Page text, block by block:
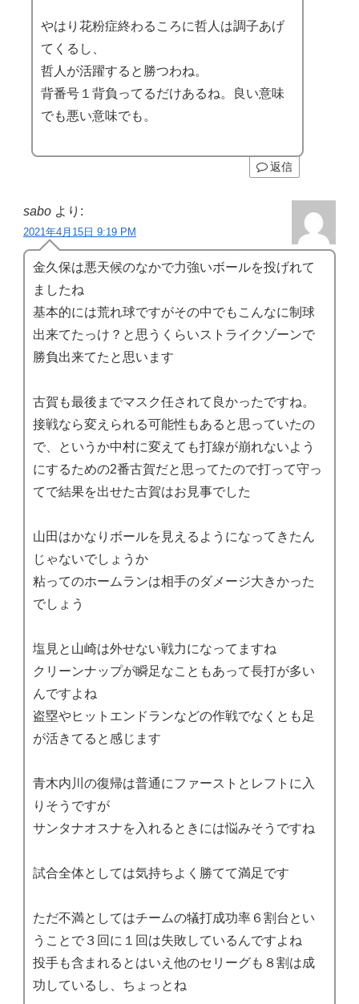
やはり花粉症終わるころに哲人は調子あげ
てくるし、
哲人が活躍すると勝つわね。
背番号１背負ってるだけあるね。良い意味
でも悪い意味でも。
返信
sabo より:
2021年4月15日 9:19 PM
金久保は悪天候のなかで力強いボールを投げれて
ましたね
基本的には荒れ球ですがその中でもこんなに制球
出来てたっけ？と思うくらいストライクゾーンで
勝負出来てたと思います
古賀も最後までマスク任されて良かったですね。
接戦なら変えられる可能性もあると思っていたの
で、というか中村に変えても打線が崩れないよう
にするための2番古賀だと思ってたので打って守っ
てで結果を出せた古賀はお見事でした
山田はかなりボールを見えるようになってきたん
じゃないでしょうか
粘ってのホームランは相手のダメージ大きかった
でしょう
塩見と山崎は外せない戦力になってますね
クリーンナップが瞬足なこともあって長打が多い
んですよね
盗塁やヒットエンドランなどの作戦でなくとも足
が活きてると感じます
青木内川の復帰は普通にファーストとレフトに入
りそうですが
サンタナオスナを入れるときには悩みそうですね
試合全体としては気持ちよく勝てて満足です
ただ不満としてはチームの犠打成功率６割台とい
うことで３回に１回は失敗しているんですよね
投手も含まれるとはいえ他のセリーグも８割は成
功しているし、ちょっとね